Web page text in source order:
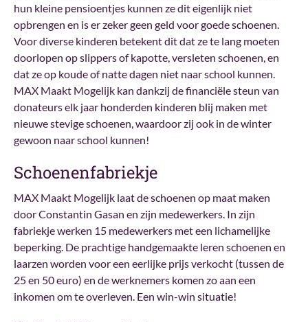
hun kleine pensioentjes kunnen ze dit eigenlijk niet
opbrengen en is er zeker geen geld voor goede schoenen.
Voor diverse kinderen betekent dit dat ze te lang moeten
doorlopen op slippers of kapotte, versleten schoenen, en
dat ze op koude of natte dagen niet naar school kunnen.
MAX Maakt Mogelijk kan dankzij de financiële steun van
donateurs elk jaar honderden kinderen blij maken met
nieuwe stevige schoenen, waardoor zij ook in de winter
gewoon naar school kunnen!
Schoenenfabriekje
MAX Maakt Mogelijk laat de schoenen op maat maken
door Constantin Gasan en zijn medewerkers. In zijn
fabriekje werken 15 medewerkers met een lichamelijke
beperking. De prachtige handgemaakte leren schoenen en
laarzen worden voor een eerlijke prijs verkocht (tussen de
25 en 50 euro) en de werknemers komen zo aan een
inkomen om te overleven. Een win-win situatie!